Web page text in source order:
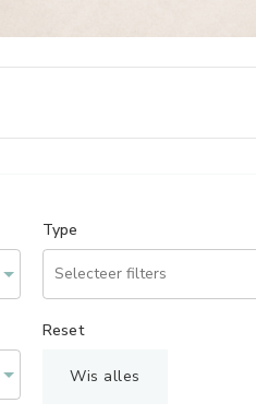
Type
Reset
Wis alles